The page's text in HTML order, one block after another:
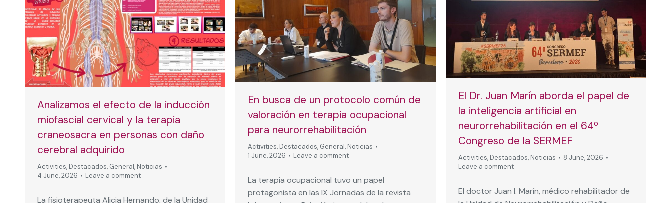
El Dr. Juan Marín aborda el papel de
la inteligencia artificial en
neurorrehabilitación en el 64º
Congreso de la SERMEF
Activities, Destacados, Noticias
8 June, 2026
Leave a comment
El doctor Juan I. Marín, médico rehabilitador de
Analizamos el efecto de la inducción
miofascial cervical y la terapia
craneosacra en personas con daño
cerebral adquirido
Activities, Destacados, General, Noticias
4 June, 2026
Leave a comment
La fisioterapeuta Alicia Hernando, de la Unidad
En busca de un protocolo común de
valoración en terapia ocupacional
para neurorrehabilitación
Activities, Destacados, General, Noticias
1 June, 2026
Leave a comment
La terapia ocupacional tuvo un papel
protagonista en las IX Jornadas de la revista